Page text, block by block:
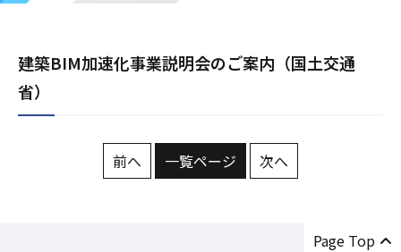
建築BIM加速化事業説明会のご案内（国土交通
省）
前へ 一覧ページ 次へ
Page Top